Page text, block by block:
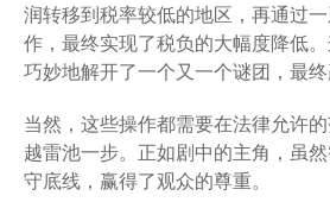
润转移到税率较低的地区，再通过
作，最终实现了税负的大幅度降低
巧妙地解开了一个又一个谜团，最终
当然，这些操作都需要在法律允许
越雷池一步。正如剧中的主角，虽
守底线，赢得了观众的尊重。